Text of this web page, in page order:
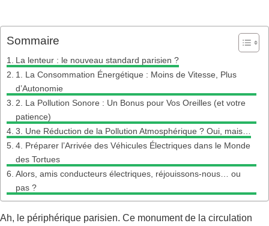
Sommaire
La lenteur : le nouveau standard parisien ?
1. La Consommation Énergétique : Moins de Vitesse, Plus
d’Autonomie
2. La Pollution Sonore : Un Bonus pour Vos Oreilles (et votre
patience)
3. Une Réduction de la Pollution Atmosphérique ? Oui, mais…
4. Préparer l’Arrivée des Véhicules Électriques dans le Monde
des Tortues
Alors, amis conducteurs électriques, réjouissons-nous… ou
pas ?
Ah, le périphérique parisien. Ce monument de la circulation